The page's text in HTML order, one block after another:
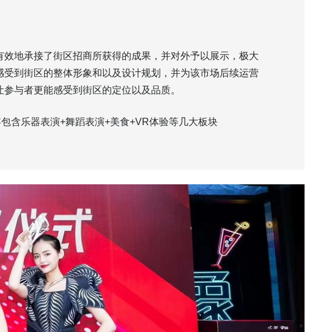
地承接了街区招商所获得的成果，并对外予以展示，极大
到街区的整体形象和以及设计规划，并为该市场后续运营
与者更能感受到街区的定位以及品质。
含乐器表演+舞蹈表演+美食+VR体验等几大板块